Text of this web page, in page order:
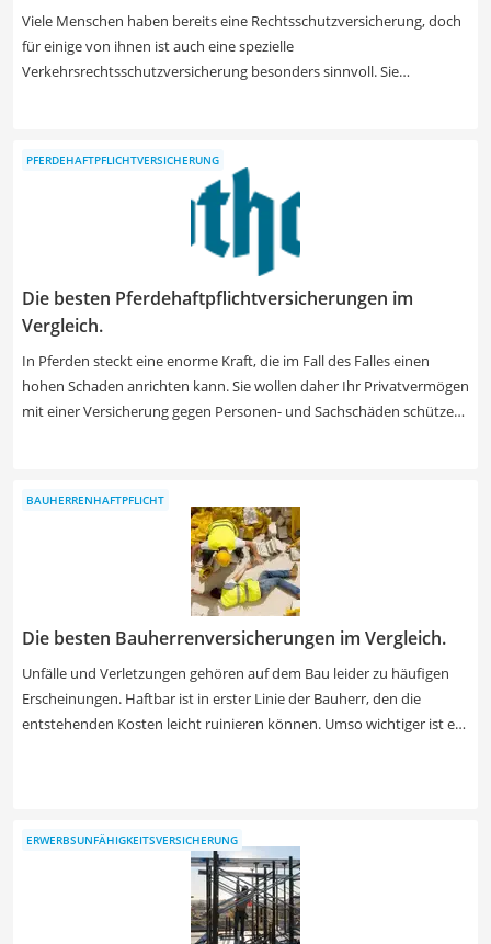
Viele Menschen haben bereits eine Rechtsschutzversicherung, doch
für einige von ihnen ist auch eine spezielle
Verkehrsrechtsschutzversicherung besonders sinnvoll. Sie
ersten Überblick zu Tarifen, bei dem teilnehmende Gesellschaften
gelistet werden. Ein Service der Finanzen.de GmbH.
Die besten Pferdehaftpflichtversicherungen im
Vergleich.
In Pferden steckt eine enorme Kraft, die im Fall des Falles einen
hohen Schaden anrichten kann. Sie wollen daher Ihr Privatvermögen
mit einer Versicherung gegen Personen- und Sachschäden schützen.
Kombination mit einer Selbstbeteiligung im Schadensfall.
Verschaffen Sie sich einen ersten Überblick zu Tarifen, bei dem
teilnehmende Gesellschaften gelistet werden. Ein Service der
PFERDEHAFTPFLICHTVERSICHERUNG
Die besten Bauherrenversicherungen im Vergleich.
Unfälle und Verletzungen gehören auf dem Bau leider zu häufigen
Erscheinungen. Haftbar ist in erster Linie der Bauherr, den die
entstehenden Kosten leicht ruinieren können. Umso wichtiger ist es
Der Service wird Ihnen von der Mr-Money Makler-Bund GmbH und
ihren Beauftragten zur Verfügung bereitgestellt.
BAUHERRENHAFTPFLICHT
ERWERBSUNFÄHIGKEITSVERSICHERUNG